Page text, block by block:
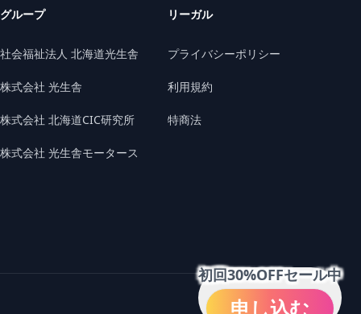
初回30%OFFセール中
申し込む
グループ
社会福祉法人 北海道光生舎
株式会社 光生舎
株式会社 北海道CIC研究所
株式会社 光生舎モータース
リーガル
プライバシーポリシー
利用規約
特商法